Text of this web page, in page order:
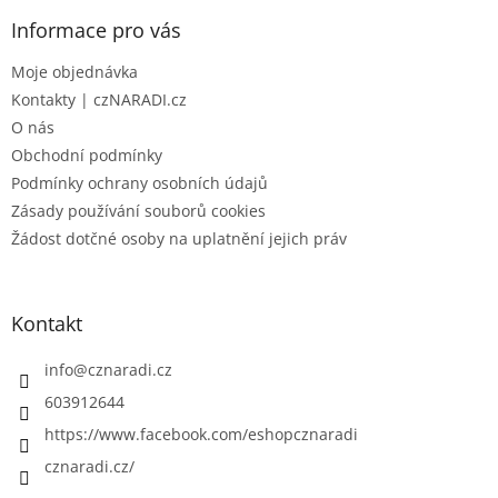
Informace pro vás
Moje objednávka
Kontakty | czNARADI.cz
O nás
Obchodní podmínky
Podmínky ochrany osobních údajů
Zásady používání souborů cookies
Žádost dotčné osoby na uplatnění jejich práv
Kontakt
info@cznaradi.cz
603912644
https://www.facebook.com/eshopcznaradi
cznaradi.cz/